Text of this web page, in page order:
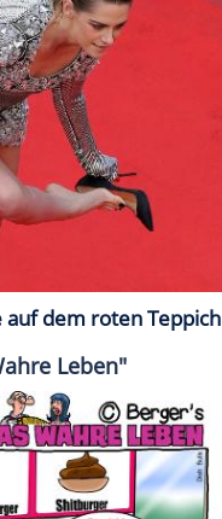
dem roten Teppich
Leben"